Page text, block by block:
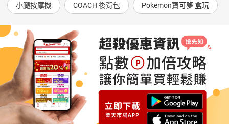
小腿按摩機 COACH 後背包 Pokemon寶可夢 盒玩